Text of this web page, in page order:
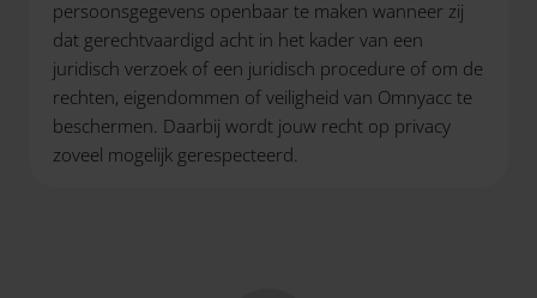
persoonsgegevens openbaar te maken wanneer zij
dat gerechtvaardigd acht in het kader van een
juridisch verzoek of een juridisch procedure of om de
rechten, eigendommen of veiligheid van Omnyacc te
beschermen. Daarbij wordt jouw recht op privacy
zoveel mogelijk gerespecteerd.